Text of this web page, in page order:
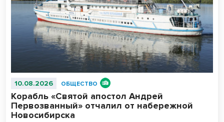
10.08.2026 ОБЩЕСТВО
Корабль «Святой апостол Андрей
Первозванный» отчалил от набережной
Новосибирска